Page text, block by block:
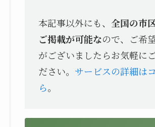
本記事以外にも、 全国の市
ご掲載が可能なので、ご希
がございましたらお気軽に
ださい。 サービスの詳細は
ら。